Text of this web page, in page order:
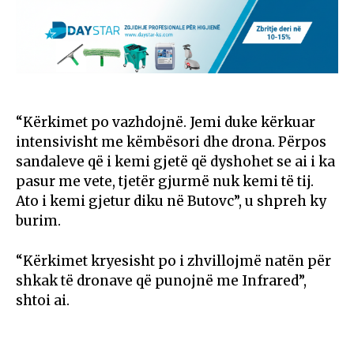
“Kërkimet po vazhdojnë. Jemi duke kërkuar
intensivisht me këmbësori dhe drona. Përpos
sandaleve që i kemi gjetë që dyshohet se ai i ka
pasur me vete, tjetër gjurmë nuk kemi të tij.
Ato i kemi gjetur diku në Butovc”, u shpreh ky
burim.
“Kërkimet kryesisht po i zhvillojmë natën për
shkak të dronave që punojnë me Infrared”,
shtoi ai.